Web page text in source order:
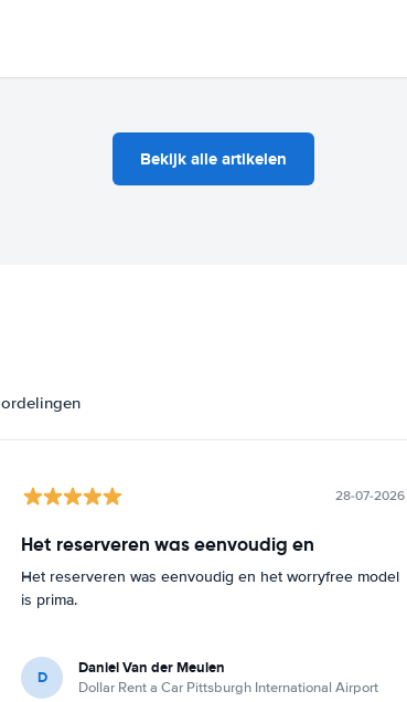
Bekijk alle artikelen
28-07-2026
Het reserveren was eenvoudig en
Het reserveren was eenvoudig en het worryfree model
is prima.
D Daniel Van der Meulen
Dollar Rent a Car Pittsburgh International Airport